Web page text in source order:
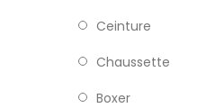
Ceinture
Chaussette
Boxer